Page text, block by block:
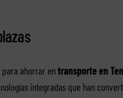
ahorrar entransporte en
integradas que han